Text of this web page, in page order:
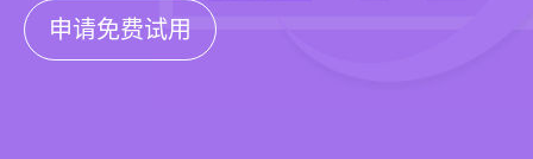
申请免费试用
申请免费试用
申请免费试用
申请免费试用